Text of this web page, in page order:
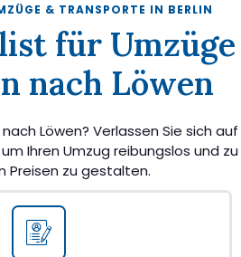
& TRANSPORTE IN BERLIN
für Umzüge
nach Löwen
Löwen? Verlassen Sie sich auf
Ihren Umzug reibungslos und zu
Preisen zu gestalten.